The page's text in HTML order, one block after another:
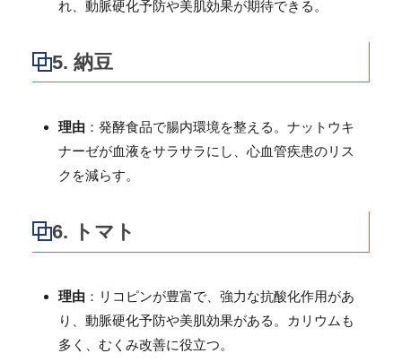
れ、動脈硬化予防や美肌効果が期待できる。
5. 納豆
理由 ：発酵食品で腸内環境を整える。ナットウキ
ナーゼが血液をサラサラにし、心血管疾患のリス
クを減らす。
6. トマト
理由 ：リコピンが豊富で、強力な抗酸化作用があ
り、動脈硬化予防や美肌効果がある。カリウムも
多く、むくみ改善に役立つ。